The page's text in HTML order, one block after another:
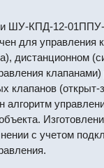
ШУ-КПД-12-01ППУ-
для
дистанционном
клапанов
с учетом